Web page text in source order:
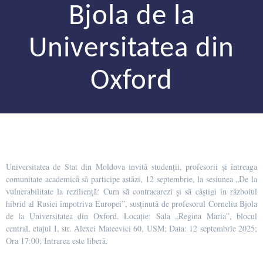
Bjola de la
Universitatea din
Oxford
Universitatea de Stat din Moldova invită studenții, profesorii și întreaga
comunitate academică să participe astăzi, 12 septembrie, la sesiunea „De la
vulnerabilitate la reziliență: Cum să contracarezi și să câștigi în războiul
hibrid al Rusiei împotriva Europei”, susținută de profesorul Corneliu Bjola
de la Universitatea din Oxford. Locație: Sala „Regina Maria”, blocul
central, etajul I, str. Alexei Mateevici 60, USM; Data: 12 septembrie 2025;
Ora 17:00; Intrarea este liberă.